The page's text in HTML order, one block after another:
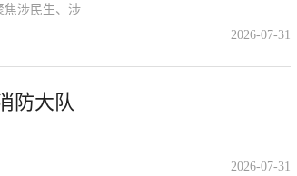
焦涉民生、涉
2026-07-31
防大队
2026-07-31